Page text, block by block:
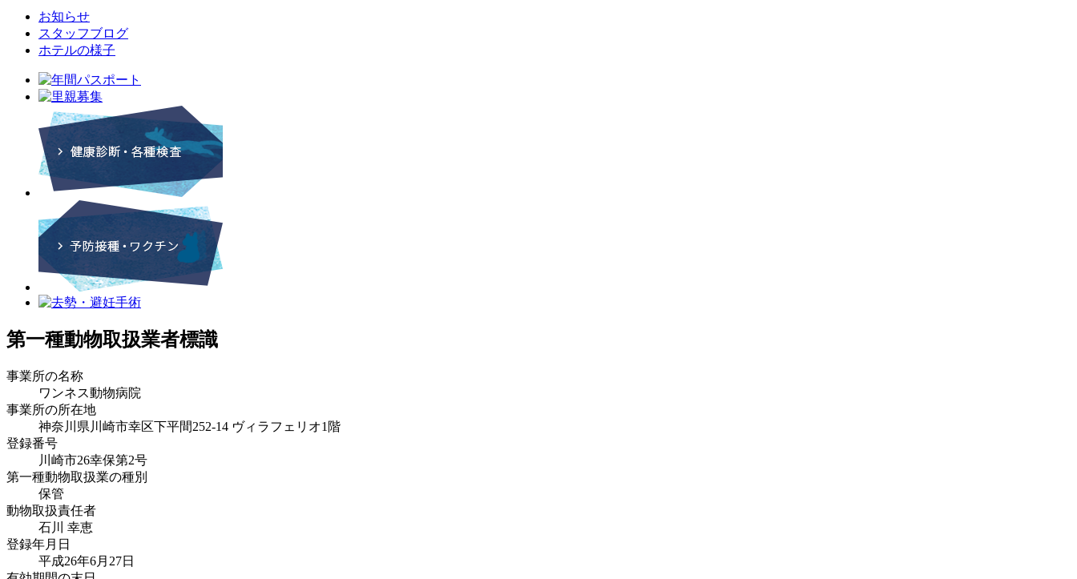
お知らせ
スタッフブログ
ホテルの様子
第一種動物取扱業者標識
事業所の名称
ワンネス動物病院
事業所の所在地
神奈川県川崎市幸区下平間252-14 ヴィラフェリオ1階
登録番号
川崎市26幸保第2号
第一種動物取扱業の種別
保管
動物取扱責任者
石川 幸恵
登録年月日
平成26年6月27日